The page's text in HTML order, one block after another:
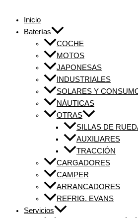
Inicio
Baterías
COCHE
MOTOS
JAPONESAS
INDUSTRIALES
SOLARES Y
NÁUTICAS
OTRAS
SILLAS DE
AUXILIARES
TRACCIÓN
CARGADORES
CAMPER
ARRANCADORES
REFRIG. EVANS
Servicios